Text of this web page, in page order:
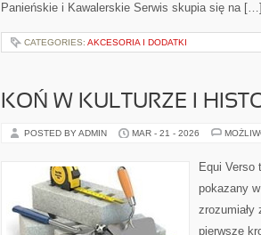
Panieńskie i Kawalerskie Serwis skupia się na […]
CATEGORIES: AKCESORIA I DODATKI
KOŃ W KULTURZE I
POSTED BY ADMIN MAR - 21 - 2026
Equi Verso
pokazany
zrozumiały
pierwsze